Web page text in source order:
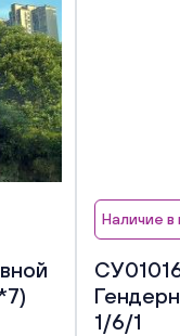
Наличие в
1/6/1